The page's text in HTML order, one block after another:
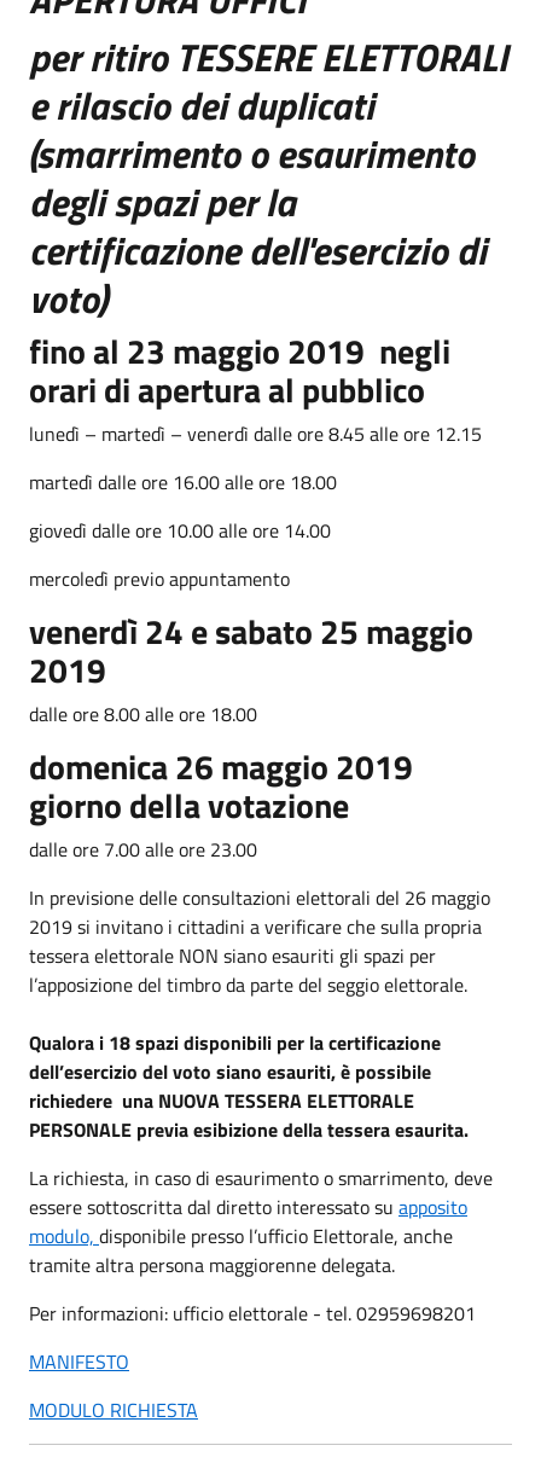
per ritiro TESSERE ELETTORALI
e rilascio dei duplicati
(smarrimento o esaurimento
degli spazi per la
certificazione dell'esercizio di
voto)
fino al 23 maggio 2019 negli
orari di apertura al pubblico
lunedì – martedì – venerdì dalle ore 8.45 alle ore 12.15
martedì dalle ore 16.00 alle ore 18.00
giovedì dalle ore 10.00 alle ore 14.00
mercoledì previo appuntamento
venerdì 24 e sabato 25 maggio
2019
dalle ore 8.00 alle ore 18.00
domenica 26 maggio 2019
giorno della votazione
dalle ore 7.00 alle ore 23.00
In previsione delle consultazioni elettorali del 26 maggio
2019 si invitano i cittadini a verificare che sulla propria
tessera elettorale NON siano esauriti gli spazi per
l’apposizione del timbro da parte del seggio elettorale.
Qualora i 18 spazi disponibili per la certificazione
dell’esercizio del voto siano esauriti, è possibile
richiedere una NUOVA TESSERA ELETTORALE
PERSONALE previa esibizione della tessera esaurita.
La richiesta, in caso di esaurimento o smarrimento, deve
essere sottoscritta dal diretto interessato su apposito
modulo, disponibile presso l’ufficio Elettorale, anche
tramite altra persona maggiorenne delegata.
Per informazioni: ufficio elettorale - tel. 02959698201
MANIFESTO
MODULO RICHIESTA